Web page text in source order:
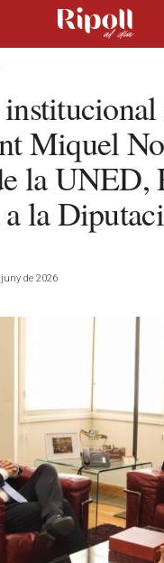
Miquel
la UNED,
la
juny de 2026